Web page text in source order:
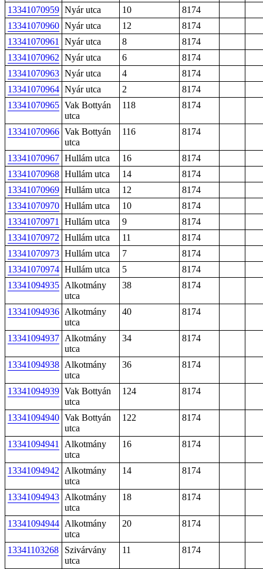
13341070959 Nyár utca 10
8174
13341070960 Nyár utca 12
8174
13341070961
Nyár utca 8
8174
13341070962 Nyár utca 6
8174
13341070963 Nyár utca 4
8174
13341070964 Nyár utca 2
8174
13341070965 Vak Bottyán
utca
118 8174
13341070966 Vak Bottyán
utca
116 8174
13341070967 Hullám utca 16
8174
13341070968 Hullám utca 14
8174
13341070969 Hullám utca 12
8174
13341070970 Hullám utca 10
8174
13341070971
Hullám utca 9
8174
13341070972 Hullám utca 11
8174
13341070973 Hullám utca 7
8174
13341070974 Hullám utca 5
8174
13341094935 Alkotmány
utca
38 8174
13341094936 Alkotmány
utca
40 8174
13341094937 Alkotmány
utca
34 8174
13341094938 Alkotmány
utca
36 8174
13341094939 Vak Bottyán
utca
124 8174
13341094940 Vak Bottyán
utca
122 8174
13341094941
Alkotmány
utca
16 8174
13341094942
Alkotmány
utca
14 8174
13341094943 Alkotmány
utca
18 8174
13341094944 Alkotmány
utca
20 8174
13341103268
Szivárvány
utca
11 8174